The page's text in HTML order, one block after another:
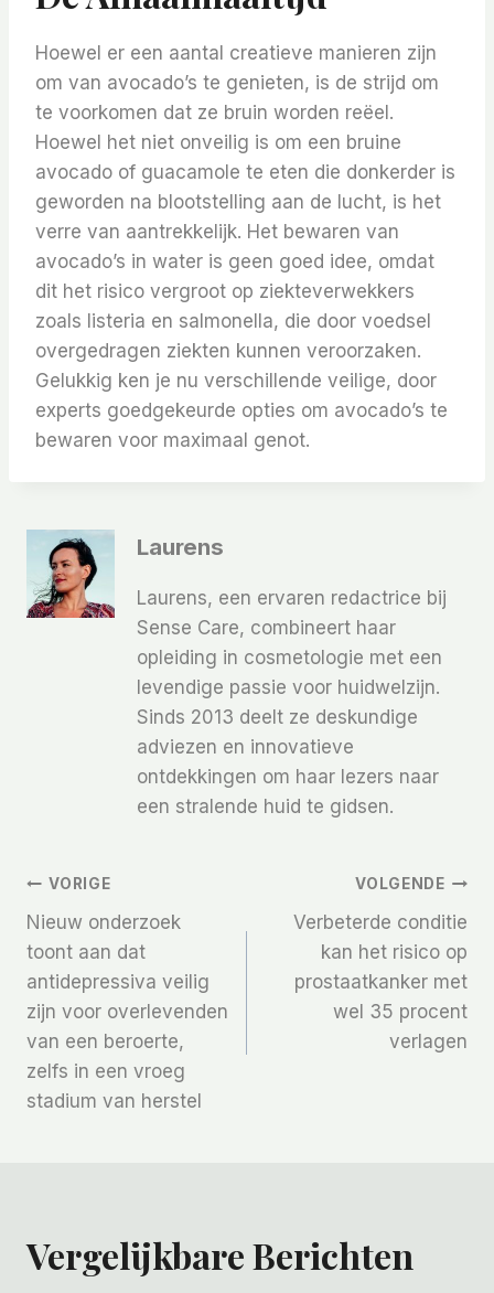
Hoewel er een aantal creatieve manieren zijn
om van avocado’s te genieten, is de strijd om
te voorkomen dat ze bruin worden reëel.
Hoewel het niet onveilig is om een ​​bruine
avocado of guacamole te eten die donkerder is
geworden na blootstelling aan de lucht, is het
verre van aantrekkelijk. Het bewaren van
avocado’s in water is geen goed idee, omdat
dit het risico vergroot op ziekteverwekkers
zoals listeria en salmonella, die door voedsel
overgedragen ziekten kunnen veroorzaken.
Gelukkig ken je nu verschillende veilige, door
experts goedgekeurde opties om avocado’s te
bewaren voor maximaal genot.
Laurens
Laurens, een ervaren redactrice bij
Sense Care, combineert haar
opleiding in cosmetologie met een
levendige passie voor huidwelzijn.
Sinds 2013 deelt ze deskundige
adviezen en innovatieve
ontdekkingen om haar lezers naar
een stralende huid te gidsen.
Bericht
Navigatie
VORIGE
Nieuw onderzoek
toont aan dat
antidepressiva veilig
zijn voor overlevenden
van een beroerte,
zelfs in een vroeg
stadium van herstel
VOLGENDE
Verbeterde conditie
kan het risico op
prostaatkanker met
wel 35 procent
verlagen
Vergelijkbare Berichten